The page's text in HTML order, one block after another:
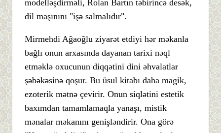
modelləşdirməli, Rolan Bartın təbirincə desək,
dil maşınını "işə salmalıdır".
Mirmehdi Ağaoğlu ziyarət etdiyi hər məkanla
bağlı onun arxasında dayanan tarixi nəql
etməklə oxucunun diqqətini dini əhvalatlar
şəbəkəsinə qoşur. Bu üsul kitabı daha magik,
ezoterik mətnə çevirir. Onun siqlətini estetik
baxımdan tamamlamaqla yanaşı, mistik
mənalar məkanını genişləndirir. Ona görə